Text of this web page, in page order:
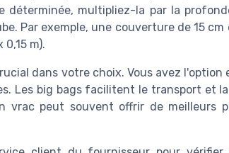
déterminée, multipliez-la par la
Par exemple, une couverture de 15
0,15 m).
dans votre choix. Vous avez l'option
Les big bags facilitent le transport et
vrac peut souvent offrir de meilleurs